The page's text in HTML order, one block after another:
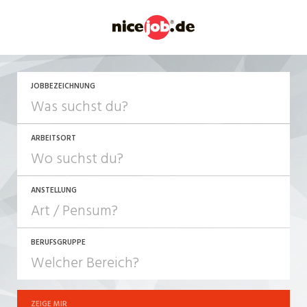
JOBBEZEICHNUNG
ARBEITSORT
ANSTELLUNG
JOB-TYP
Festanstellung
BERUFSGRUPPE
ZEIGE MIR